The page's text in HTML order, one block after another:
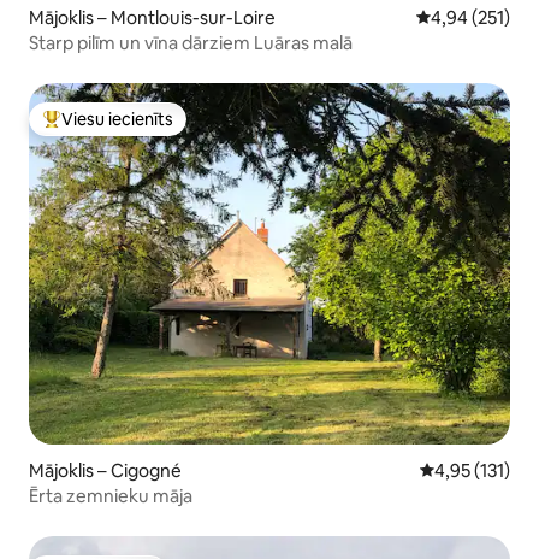
Mājoklis – Montlouis-sur-Loire Vidējais
4,94 (251)
Starp pilīm un vīna dārziem Luāras malā
Populārs viesu iecienīts mājoklis
Viesu iecienīts
Mājoklis – Cigogné Vidējais
4,95 (131)
Ērta zemnieku māja